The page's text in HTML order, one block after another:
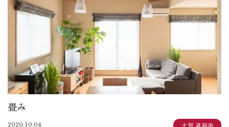
畳み
2020.10.04 大賀 真寿美